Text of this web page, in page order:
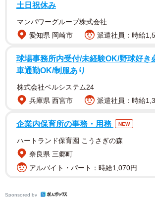
調理のための食材を購入する際、節約のために「価
ることが増えましたか？（出典：パナソニック調べ
調査の結果、調理のための食材を購入す
めに価格の安さを重視することが増えた
対するコスト意識を大きく引き上げてい
になりました。
土日祝休み
マンパワーグループ株式会社
愛知県 岡崎市
派遣社員：時給
球場事務所内受付/未経験OK/野球好き
車通勤OK/制服あり
株式会社ベルシステム24
兵庫県 西宮市
派遣社員：時給
企業内保育所の事務・用務 NEW
ハートランド保育園 こうさぎの森
奈良県 三郷町
アルバイト・パート：時給1,070円
Sponsored by